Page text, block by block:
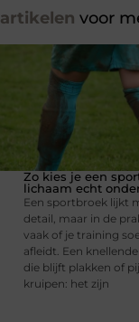
artikelen voor
Zo kies je een
lichaam echt
Een sportbroek lijkt
detail, maar in de
vaak of je training
afleidt. Een
die blijft plakken of
kruipen: het zijn